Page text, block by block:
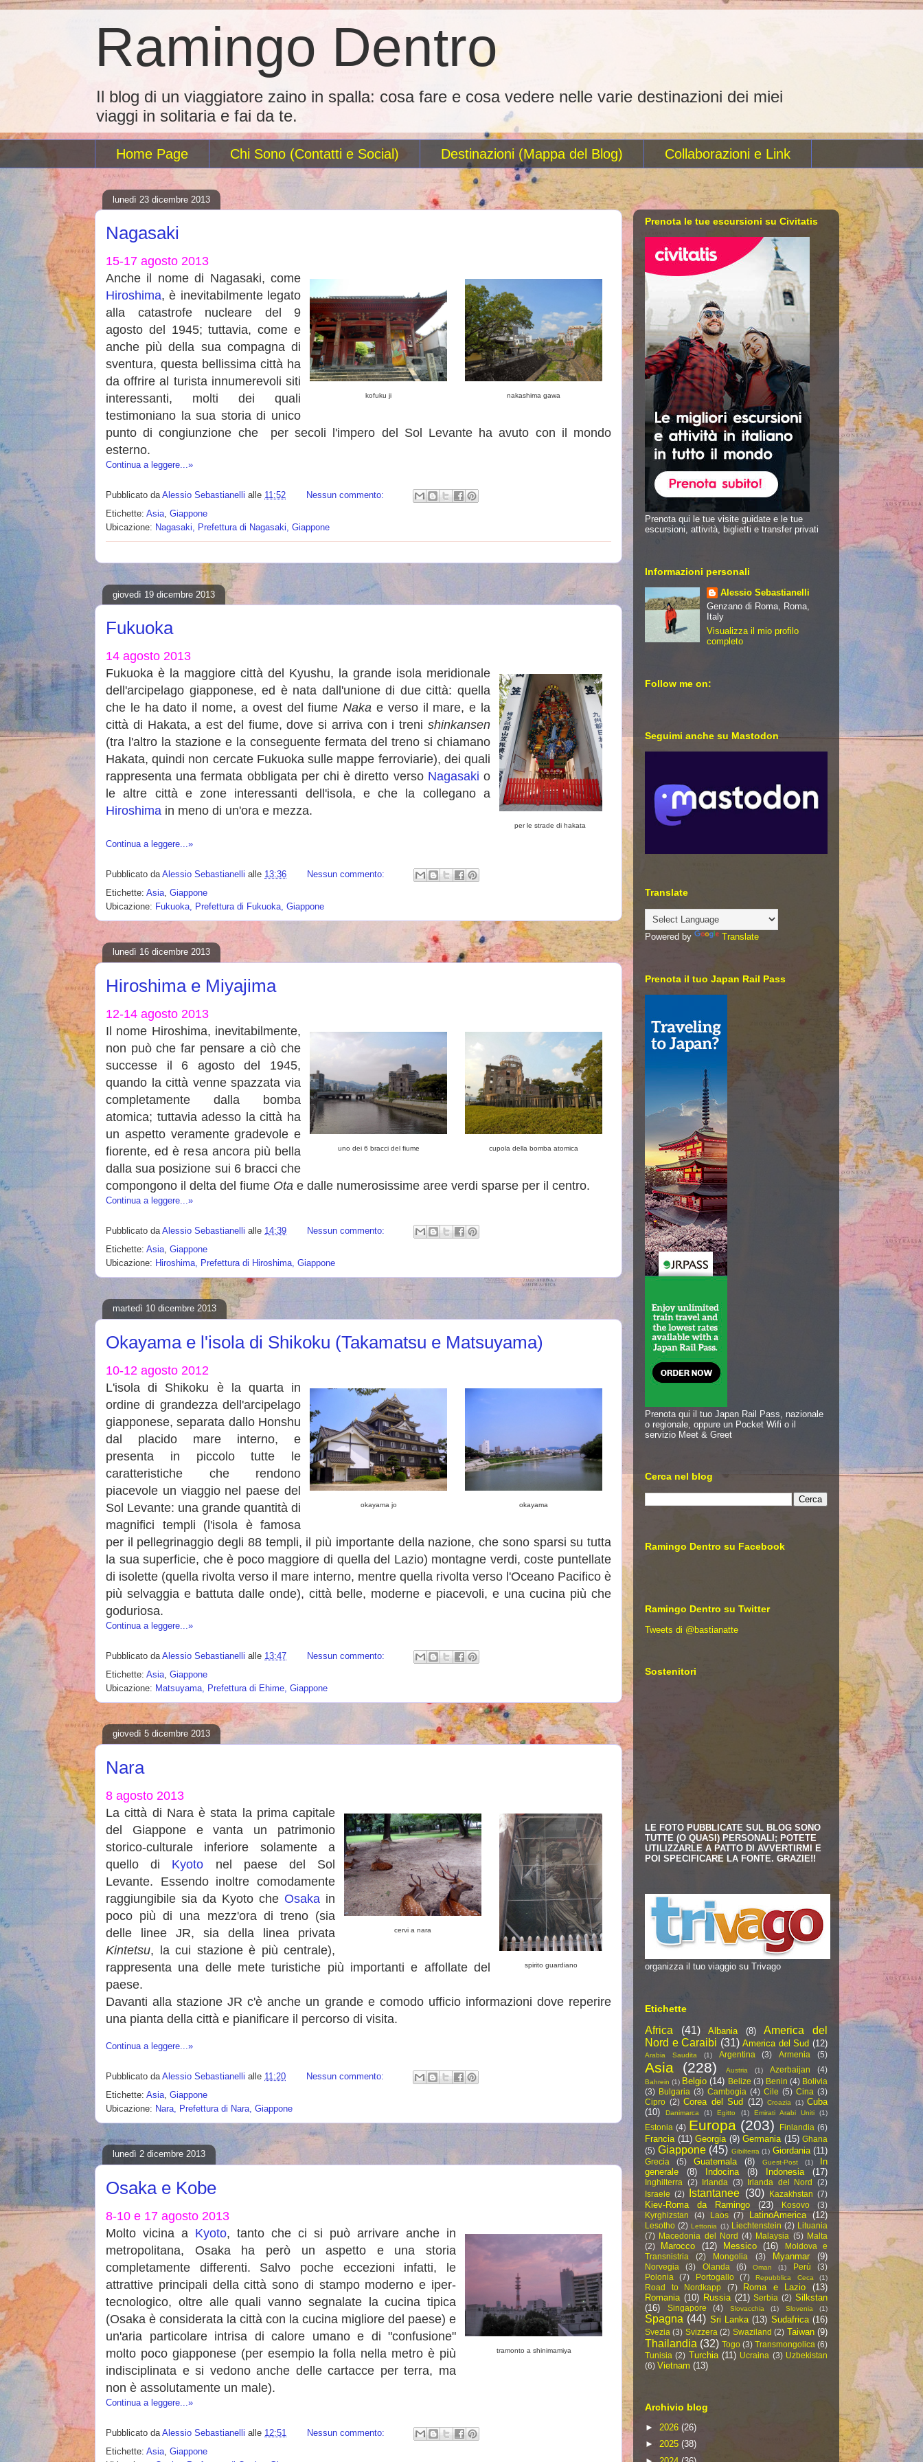
Ramingo Dentro
Il blog di un viaggiatore zaino in spalla: cosa fare e cosa vedere nelle varie destinazioni dei miei
viaggi in solitaria e fai da te.
Home Page Chi Sono (Contatti e Social) Destinazioni (Mappa del Blog) Collaborazioni e Link
lunedì 23 dicembre 2013
Nagasaki
15-17 agosto 2013
nakashima gawa
kofuku ji
Anche il nome di Nagasaki, come
Hiroshima, è inevitabilmente legato
alla catastrofe nucleare del 9
agosto del 1945; tuttavia, come e
anche più della sua compagna di
sventura, questa bellissima città ha
da offrire al turista innumerevoli siti
interessanti, molti dei quali
testimoniano la sua storia di unico
punto di congiunzione che per secoli l'impero del Sol Levante ha avuto con il mondo
esterno.
Continua a leggere...»
Pubblicato daAlessio Sebastianelli alle 11:52
Nessun commento:
Etichette: Asia, Giappone
Ubicazione: Nagasaki, Prefettura di Nagasaki, Giappone
giovedì 19 dicembre 2013
Fukuoka
14 agosto 2013
per le strade di hakata
Fukuoka è la maggiore città del Kyushu, la grande isola meridionale
dell'arcipelago giapponese, ed è nata dall'unione di due città: quella
che le ha dato il nome, a ovest del fiumeNaka e verso il mare, e la
città di Hakata, a est del fiume, dove si arriva con i treni shinkansen
(tra l'altro la stazione e la conseguente fermata del treno si chiamano
Hakata, quindi non cercate Fukuoka sulle mappe ferroviarie), dei quali
rappresenta una fermata obbligata per chi è diretto verso Nagasaki o
le altre città e zone interessanti dell'isola, e che la collegano a
Hiroshima in meno di un'ora e mezza.
Continua a leggere...»
Pubblicato da Alessio Sebastianelli alle 13:36
Nessun commento:
Etichette: Asia Giappone
Ubicazione: Fukuoka, Prefettura di Fukuoka, Giappone
lunedì 16 dicembre 2013
Hiroshima e Miyajima
12-14 agosto 2013
cupola della bomba atomica
uno dei 6 bracci del fiume
Il nome Hiroshima, inevitabilmente,
non può che far pensare a ciò che
successe il 6 agosto del 1945,
quando la città venne spazzata via
completamente dalla bomba
atomica; tuttavia adesso la città ha
un aspetto veramente gradevole e
fiorente, ed è resa ancora più bella
dalla sua posizione sui 6 bracci che
compongono il delta del fiume Ota e dalle numerosissime aree verdi sparse per il centro.
Continua a leggere...»
Pubblicato da Alessio Sebastianelli alle 14:39
Nessun commento:
Etichette: Asia Giappone
Ubicazione: Hiroshima, Prefettura di Hiroshima, Giappone
martedì 10 dicembre 2013
Okayama e l'isola di Shikoku (Takamatsu e Matsuyama)
10-12 agosto 2012
okayama
okayama jo
L'isola di Shikoku è la quarta in
ordine di grandezza dell'arcipelago
giapponese, separata dallo Honshu
dal placido mare interno, e
presenta in piccolo tutte le
caratteristiche che rendono
piacevole un viaggio nel paese del
Sol Levante: una grande quantità di
magnifici templi (l'isola è famosa
per il pellegrinaggio degli 88 templi, il più importante della nazione, che sono sparsi su tutta
la sua superficie, che è poco maggiore di quella del Lazio) montagne verdi, coste puntellate
di isolette (quella rivolta verso il mare interno, mentre quella rivolta verso l'Oceano Pacifico è
più selvaggia e battuta dalle onde), città belle, moderne e piacevoli, e una cucina più che
goduriosa.
Continua a leggere...»
Pubblicato da Alessio Sebastianelli alle 13:47
Nessun commento:
Etichette: Asia Giappone
Ubicazione: Matsuyama, Prefettura di Ehime, Giappone
giovedì 5 dicembre 2013
Nara
8 agosto 2013
spirito guardiano
cervi a nara
La città di Nara è stata la prima capitale
del Giappone e vanta un patrimonio
storico-culturale inferiore solamente a
quello di Kyoto nel paese del Sol
Levante. Essendo inoltre comodamente
raggiungibile sia da Kyoto che Osaka in
poco più di una mezz'ora di treno (sia
delle linee JR, sia della linea privata
Kintetsu, la cui stazione è più centrale),
rappresenta una delle mete turistiche più importanti e affollate del
paese.
Davanti alla stazione JR c'è anche un grande e comodo ufficio informazioni dove reperire
una pianta della città e pianificare il percorso di visita.
Continua a leggere...»
Pubblicato da Alessio Sebastianelli alle 11:20
Nessun commento:
Etichette: Asia Giappone
Ubicazione: Nara, Prefettura di Nara, Giappone
lunedì 2 dicembre 2013
Osaka e Kobe
8-10 e 17 agosto 2013
tramonto a shinimamiya
Molto vicina a Kyoto, tanto che ci si può arrivare anche in
metropolitana, Osaka ha però un aspetto e una storia
completamente differenti. Salvo poche eccezioni infatti, le
attrattive principali della città sono di stampo moderno e iper-
tecnologico, oltre alle quali vanno segnalate la cucina tipica
(Osaka è considerata la città con la cucina migliore del paese) e
un'aria particolare intrisa di calore umano e di "confusione"
molto poco giapponese (per esempio la folla nella metro è più
indisciplinata e si vedono anche delle cartacce per terra, ma
non è assolutamente un male).
Continua a leggere...»
Pubblicato da Alessio Sebastianelli alle 12:51
Nessun commento:
Etichette: Asia Giappone
Prenota le tue escursioni su Civitatis
Prenota qui le tue visite guidate e le tue
escursioni, attività, biglietti e transfer privati
Informazioni personali
Alessio Sebastianelli
Genzano di Roma, Roma,
Italy
Visualizza il mio profilo
completo
Follow me on:
Seguimi anche su Mastodon
Translate
Powered by Translate
Prenota il tuo Japan Rail Pass
Prenota qui il tuo Japan Rail Pass, nazionale
o regionale, oppure un Pocket Wifi o il
servizio Meet & Greet
Cerca nel blog
Ramingo Dentro su Facebook
Ramingo Dentro su Twitter
Tweets di @bastianatte
Sostenitori
LE FOTO PUBBLICATE SUL BLOG SONO
TUTTE (O QUASI) PERSONALI; POTETE
UTILIZZARLE A PATTO DI AVVERTIRMI E
POI SPECIFICARE LA FONTE. GRAZIE!!
organizza il tuo viaggio su Trivago
Etichette
Africa (41) Albania (8)
America del
Nord e Caraibi (31) America del Sud (12)
Arabia Saudita (1) Argentina (3) Armenia (5)
Asia (228) Austria (1) Azerbaijan (4)
Bahrein (1) Belgio (14) Belize (3) Benin (4) Bolivia
(3) Bulgaria (3) Cambogia (4) Cile (5) Cina (3)
Cipro (2) Corea del Sud (12) Croazia (1) Cuba
(10)
Danimarca (1) Egitto (1) Emirati Arabi Uniti (1)
Estonia (4) Europa (203) Finlandia (6)
Francia (11) Georgia (9) Germania (15) Ghana
(5) Giappone (45) Gibilterra (1) Giordania (11)
Grecia (5) Guatemala (8) Guest-Post (1)
In
generale
(8) Indocina (8) Indonesia (17)
Inghilterra (2) Irlanda (3) Irlanda del Nord
(2)
Israele (2) Istantanee (30) Kazakhstan (7)
Kiev-Roma da Ramingo (23) Kosovo
(3)
Kyrghizstan
(4) Laos (7) LatinoAmerica (12)
Lesotho (2) Lettonia (1) Liechtenstein (2) Lituania
(7) Macedonia del Nord (4) Malaysia (5) Malta
(2)
Marocco (12) Messico (16)
Moldova e
Transnistria
(2) Mongolia (3) Myanmar (9)
Norvegia (3) Olanda (6) Oman (1) Perù
(3)
Polonia
(7) Portogallo (7) Repubblica Ceca (1)
Road to Nordkapp (7) Roma e Lazio
(13)
Romania (10) Russia (21) Serbia (2) Silkstan
(16)
Singapore (4) Slovacchia (1) Slovenia (1)
Spagna (44) Sri Lanka (13) Sudafrica (16)
Svezia (3) Svizzera (2) Swaziland (2) Taiwan (9)
Thailandia (32) Togo (3) Transmongolica (6)
Tunisia (2) Turchia (11) Ucraina (3) Uzbekistan
(6) Vietnam (13)
Archivio blog
► 2026 (26)
► 2025 (38)